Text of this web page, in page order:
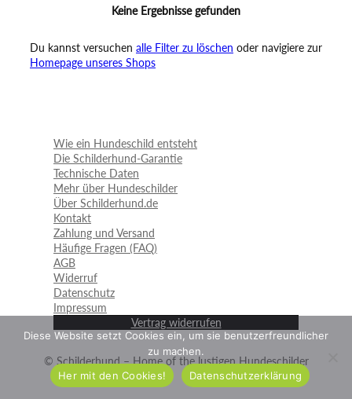
Keine Ergebnisse gefunden
Du kannst versuchen alle Filter zu löschen oder navigiere zur
Homepage unseres Shops
Wie ein Hundeschild entsteht
Die Schilderhund-Garantie
Technische Daten
Mehr über Hundeschilder
Über Schilderhund.de
Kontakt
Zahlung und Versand
Häufige Fragen (FAQ)
AGB
Widerruf
Datenschutz
Impressum
Vertrag widerrufen
© Schilderhund – Home of the lustigen Hundeschilder
Diese Website setzt Cookies ein, um sie benutzerfreundlicher
zu machen.
Her mit den Cookies!
Datenschutzerklärung